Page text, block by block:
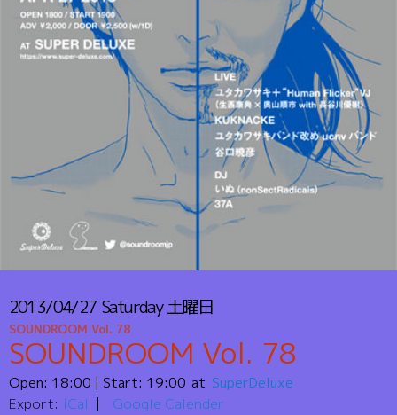
2013/04/27 Saturday土曜日
SOUNDROOM Vol. 78
SOUNDROOM Vol. 78
Open: 18:00 | Start: 19:00
SuperDeluxe
Export: iCal Google Calender